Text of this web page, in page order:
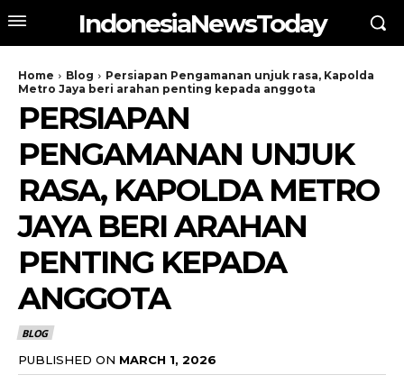
IndonesiaNewsToday
Home Blog
Persiapan Pengamanan unjuk rasa, Kapolda
Metro Jaya beri arahan penting kepada anggota
PERSIAPAN
PENGAMANAN UNJUK
RASA, KAPOLDA METRO
JAYA BERI ARAHAN
PENTING KEPADA
ANGGOTA
BLOG
PUBLISHED ON MARCH 1, 2026